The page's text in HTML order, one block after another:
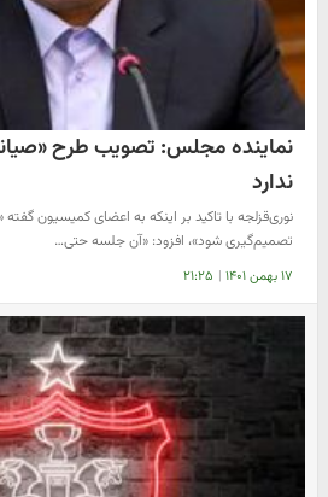
نماینده مجلس: تصویب طرح
ندارد
نوری‌قزلجه با تاکید بر اینکه به اعضای کمیسیون
تصمیم‌گیری شود»، افزود: «آن جلسه حتی…
۱۷ بهمن ۱۴۰۱ | ۲۱:۲۵